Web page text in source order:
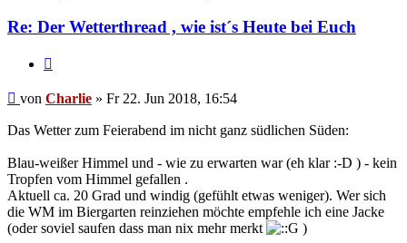
Re: Der Wetterthread , wie ist´s Heute bei Euch
Beitrag
von Charlie » Fr 22. Jun 2018, 16:54
Das Wetter zum Feierabend im nicht ganz südlichen Süden:
Blau-weißer Himmel und - wie zu erwarten war (eh klar :-D ) - kein
Tropfen vom Himmel gefallen .
Aktuell ca. 20 Grad und windig (gefühlt etwas weniger). Wer sich
die WM im Biergarten reinziehen möchte empfehle ich eine Jacke
(oder soviel saufen dass man nix mehr merkt
)